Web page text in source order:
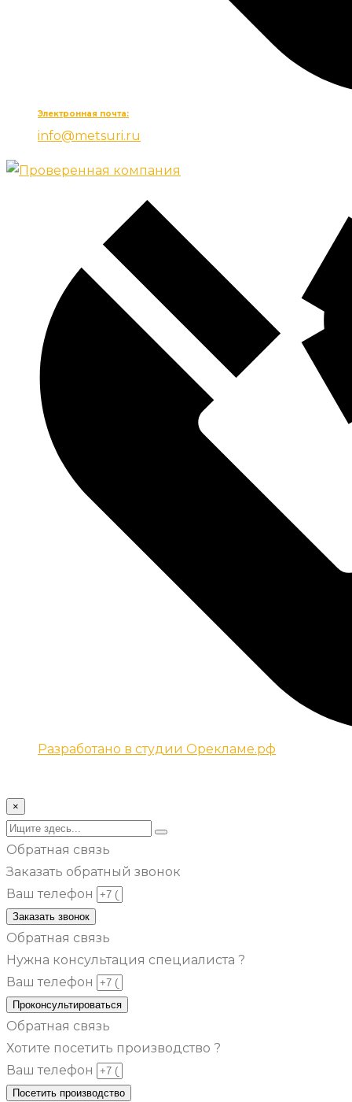
Электронная почта:
info@metsuri.ru
Разработано в студии Орекламе.рф
×
Обратная связь
Заказать обратный звонок
Ваш телефон
Заказать звонок
Обратная связь
Нужна консультация специалиста ?
Ваш телефон
Проконсультироваться
Обратная связь
Хотите посетить производство ?
Ваш телефон
Посетить производство